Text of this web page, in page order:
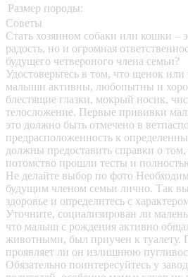
Размер породы:
Советы
Стать хозяином собаки или кошки –
радость, но и огромная
будущего четвероного члена семьи?
Удостоверьтесь в том, что щенок или
малыши активны, любопытны и
блестящие глазки, мокрый носик,
телосложение. Первые прививки
это должно быть отмечено в
предрасположенность к
должны предоставить справки о
потомство прошли тесты и
Не делайте выбор по фото
будущим членом семьи лично. Так вы
здоровье и определитесь с
Уточните, социализирован ли
что малыш с рождения активно
животными, был приучен к туалету.
проявляет ли он излишнюю
Обязательно поинтересуйтесь у